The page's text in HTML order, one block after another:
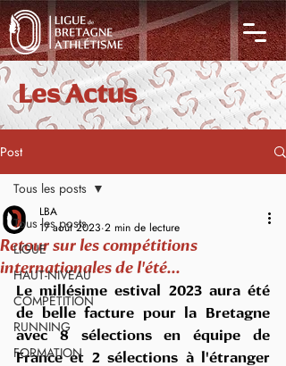
Les Actus
Post
Tous les posts
LIGUE
HAUT-NIVEAU
COMPÉTITION
RUNNING
FORMATION
Tous les posts
Retour sur les compétitions
internationales de l'été...
LBA
17 août 2023 2 min de lecture
Le millésime estival 2023 aura été
de belle facture pour la Bretagne
avec 8 sélections en équipe de
France et 2 sélections à l'étranger